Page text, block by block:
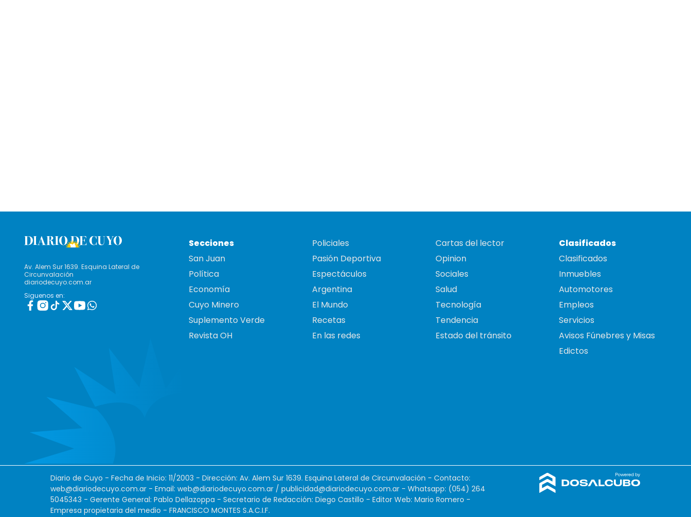
Av. Alem Sur 1639. Esquina Lateral de
Circunvalación
diariodecuyo.com.ar
Siguenos en:
Secciones
San Juan
Política
Economía
Cuyo Minero
Suplemento Verde
Revista OH
Policiales
Pasión Deportiva
Espectáculos
Argentina
El Mundo
Recetas
En las redes
Cartas del lector
Opinion
Sociales
Salud
Tecnología
Tendencia
Estado del tránsito
Clasificados
Clasificados
Inmuebles
Automotores
Empleos
Servicios
Avisos Fúnebres y Misas
Edictos
Diario de Cuyo - Fecha de Inicio: 11/2003 - Dirección: Av. Alem Sur 1639. Esquina Lateral de Circunvalación - Contacto:
web@diariodecuyo.com.ar - Email: web@diariodecuyo.com.ar / publicidad@diariodecuyo.com.ar - Whatsapp: (054) 264
5045343 - Gerente General: Pablo Dellazoppa - Secretario de Redacción: Diego Castillo - Editor Web: Mario Romero -
Empresa propietaria del medio - FRANCISCO MONTES S.A.C.I.F.